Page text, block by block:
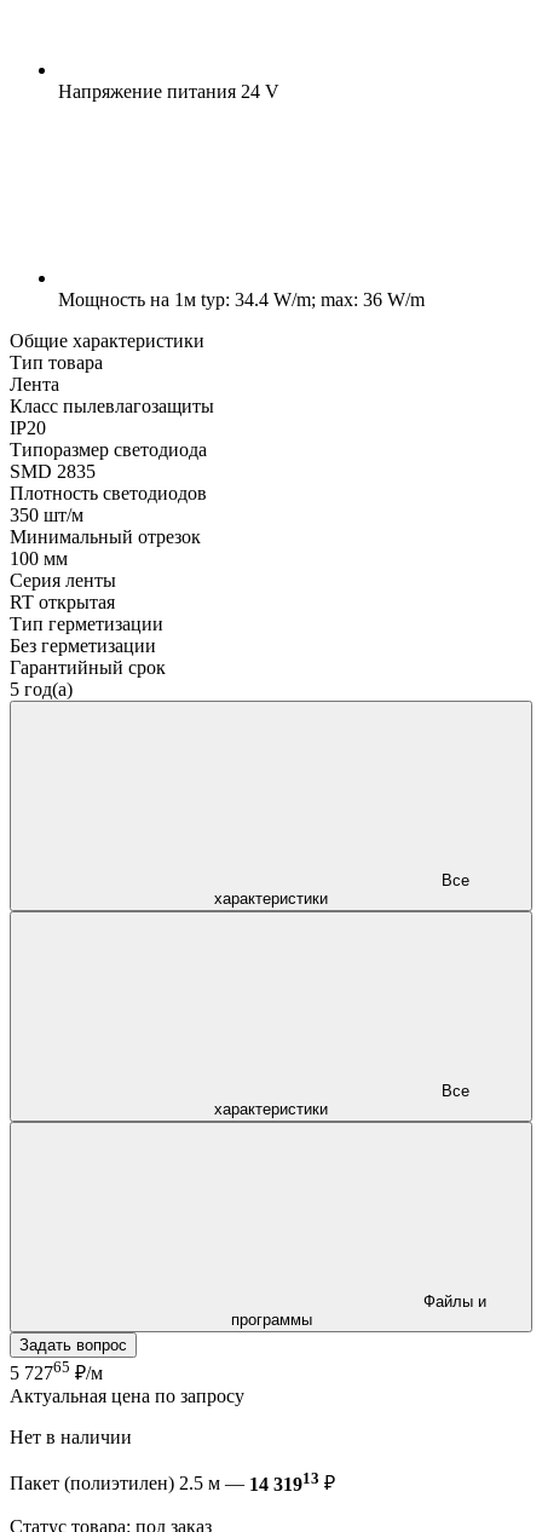
Напряжение питания 24 V
Мощность на 1м typ: 34.4 W/m; max: 36 W/m
Общие характеристики
Тип товара
Лента
Класс пылевлагозащиты
IP20
Типоразмер светодиода
SMD 2835
Плотность светодиодов
350 шт/м
Минимальный отрезок
100 мм
Серия ленты
RT открытая
Тип герметизации
Без герметизации
Гарантийный срок
5 год(а)
характеристики
характеристики
программы
Задать вопрос
5 72765 ₽/м
Актуальная цена по запросу
Нет в наличии
Пакет (полиэтилен) 2.5 м — 14 31913 ₽
Статус товара: под заказ